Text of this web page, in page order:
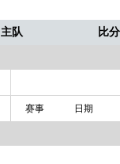
主队 比分
赛事 日期